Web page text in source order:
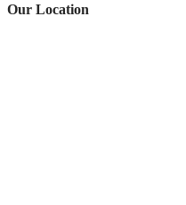
Our Location